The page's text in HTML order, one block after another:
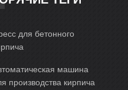
для бетонного
машина
производства кирпича